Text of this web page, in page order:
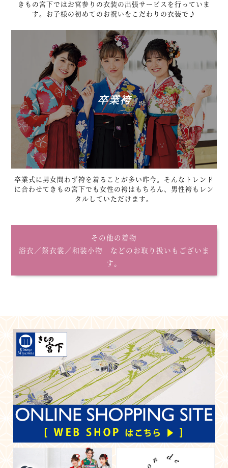
きもの宮下ではお宮参りの衣装の出張サービスを行っていま
す。お子様の初めてのお祝いをこだわりの衣装で♪
卒業袴
卒業式に男女問わず袴を着ることが多い昨今。そんなトレンド
に合わせてきもの宮下でも女性の袴はもちろん、男性袴もレン
タルしていただけます。
その他の着物
浴衣／祭衣裳／和装小物 などのお取り扱いもございま
す。